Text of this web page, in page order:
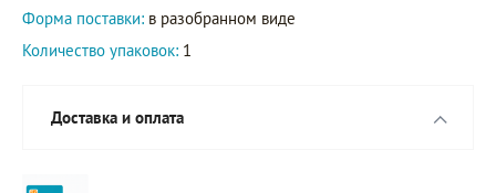
Форма поставки: в разобранном виде
Количество упаковок: 1
Доставка и оплата